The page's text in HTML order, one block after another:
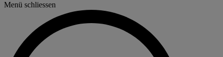
Menü schliessen